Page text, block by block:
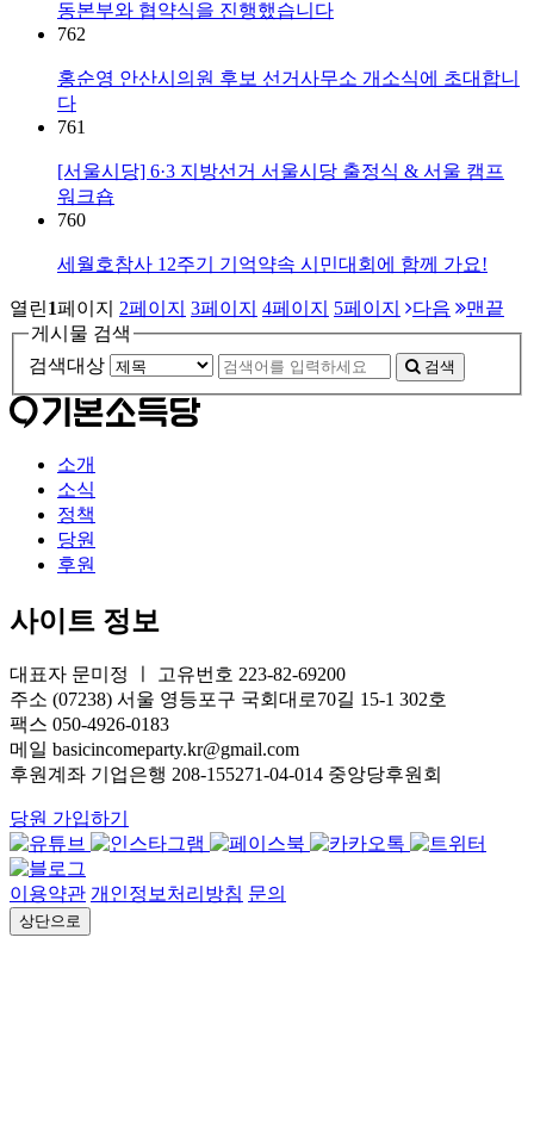
동본부와 협약식을 진행했습니다
762
홍순영 안산시의원 후보 선거사무소 개소식에 초대합니
다
761
[서울시당] 6·3 지방선거 서울시당 출정식 & 서울 캠프
워크숍
760
세월호참사 12주기 기억약속 시민대회에 함께 가요!
열린1페이지 2페이지 3페이지 4페이지 5페이지 다음
맨끝
게시물 검색
검색대상
검색
소개
소식
정책
당원
후원
사이트 정보
대표자 문미정 ㅣ 고유번호 223-82-69200
주소 (07238) 서울 영등포구 국회대로70길 15-1 302호
팩스 050-4926-0183
메일 basicincomeparty.kr@gmail.com
후원계좌 기업은행 208-155271-04-014 중앙당후원회
당원 가입하기
이용약관 개인정보처리방침 문의
상단으로